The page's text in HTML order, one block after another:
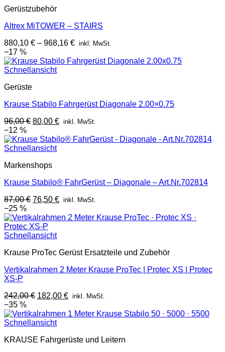
Gerüstzubehör
Altrex MiTOWER – STAIRS
880,10 € – 968,16 € inkl. MwSt.
−17 %
Schnellansicht
Gerüste
Krause Stabilo Fahrgerüst Diagonale 2.00×0.75
96,00€ Ursprünglicher
war:
96,00 €
80,00 €Aktueller
ist:
inkl. MwSt.
−12 %
Schnellansicht
Markenshops
Krause Stabilo® FahrGerüst – Diagonale – Art.Nr.702814
87,00€ Ursprünglicher
war:
87,00 €
76,50 €Aktueller
ist:
inkl. MwSt.
−25 %
Schnellansicht
Krause ProTec Gerüst Ersatzteile und Zubehör
Vertikalrahmen 2 Meter Krause ProTec | Protec XS | Protec
XS-P
242,00€ Ursprünglicher
war:
242,00 €
182,00 €Aktueller
ist:
inkl. MwSt.
−35 %
Schnellansicht
KRAUSE Fahrgerüste und Leitern